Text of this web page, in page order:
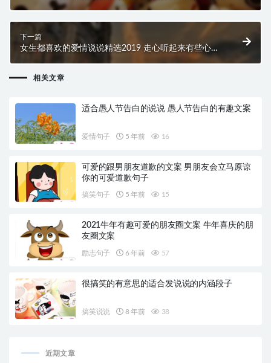
的表白句子大全
下一篇
女生都喜欢的爱情说说精选2019 走心听起来有些心疼
相关文章
适合愚人节告白的说说 愚人节告白的有趣文案
爱情句子 5 年前 16
可爱的跟男朋友道歉的文案 男朋友会立马原谅
你的可爱道歉句子
搞笑句子 5 年前 15
2021牛年有趣可爱的朋友圈文案 牛年喜庆的朋
友圈文案
励志句子 6 年前 57
很搞笑的有意思的适合发说说的内涵段子
搞笑说说 8 年前 38
近期文章